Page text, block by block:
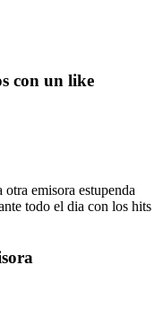
con un like
emisora estupenda
todo el dia con los hits